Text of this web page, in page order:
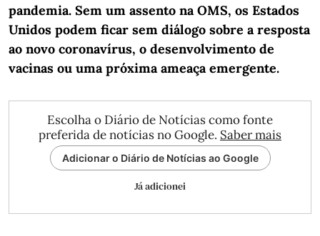
pandemia. Sem um assento na OMS, os Estados
Unidos podem ficar sem diálogo sobre a resposta
ao novo coronavírus, o desenvolvimento de
vacinas ou uma próxima ameaça emergente.
Escolha o Diário de Notícias como fonte
preferida de notícias no Google. Saber mais
Adicionar o Diário de Notícias ao Google
Já adicionei